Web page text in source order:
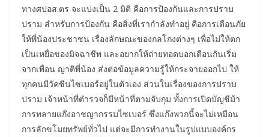
ทางศปอส.ตร จะแบ่งเป็น 2 มิติ คือการป้องกันและการปราบ
ปราม สำหรับการป้องกัน คือสิ่งที่เรากำลังทำอยู่ คือการเตือนภัย
ให้พี่น้องประชาชน เรื่องลักษณะของกลโกงต่างๆ เพื่อไม่ให้ตก
เป็นเหยื่อของมิจฉาชีพ และอยากให้ถ่ายทอดบอกเตือนกันเริ่ม
จากเพื่อน ญาติพี่น้อง ส่งต่อข้อมูลความรู้ให้กระจายออกไป ให้
ทุกคนมีวัคซีนไซเบอร์อยู่ในตัวเอง ส่วนในเรื่องของการปราบ
ปราม เจ้าหน้าที่ตำรวจก็มีหน้าที่ตามจับกุม ทั้งการเปิดบัญชีม้า
การทลายแก๊งอาชญากรรมไซเบอร์ ซึ่งแก๊งพวกนี้จะไม่เหมือน
การลักขโมยทรัพย์ทั่วไป แต่จะมีการทำงานในรูปแบบองค์กร